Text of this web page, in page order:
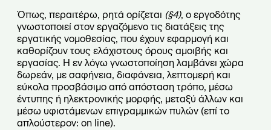
Όπως, περαιτέρω, ρητά ορίζεται (§4), ο εργοδότης
γνωστοποιεί στον εργαζόμενο τις διατάξεις της
εργατικής νομοθεσίας, που έχουν εφαρμογή και
καθορίζουν τους ελάχιστους όρους αμοιβής και
εργασίας. Η εν λόγω γνωστοποίηση λαμβάνει χώρα
δωρεάν, με σαφήνεια, διαφάνεια, λεπτομερή και
εύκολα προσβάσιμο από απόσταση τρόπο, μέσω
έντυπης ή ηλεκτρονικής μορφής, μεταξύ άλλων και
μέσω υφιστάμενων επιγραμμικών πυλών (επί το
απλούστερον: on line).